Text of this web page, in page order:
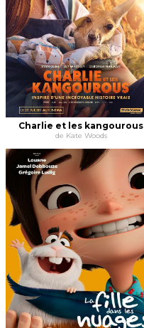
Charlie et les kangourous
de Kate Woods